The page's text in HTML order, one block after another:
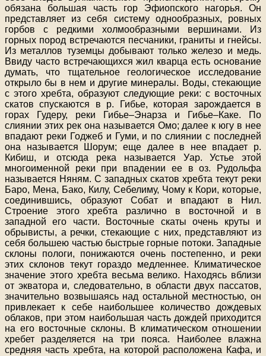
обязана большая часть гор Эфиопского нагорья. Он
представляет из себя систему однообразных, ровных
горбов с редкими холмообразными вершинами. Из
горных пород встречаются песчаники, граниты и гнейсы.
Из металлов туземцы добывают только железо и медь.
Ввиду часто встречающихся жил кварца есть основание
думать, что тщательное геологическое исследование
открыло бы в нем и другие минералы. Воды, стекающие
с этого хребта, образуют следующие реки: с восточных
скатов спускаются в р. Гибье, которая зарождается в
горах Гудеру, реки Гибье–Энарза и Гибье–Каке. По
слиянии этих рек она называется Омо; далее к югу в нее
впадают реки Годжеб и Гуми, и по слиянии с последней
она называется Шорум; еще далее в нее впадает р.
Кибиш, и отсюда река называется Уар. Устье этой
многоименной реки при впадении ее в оз. Рудольфа
называется Няням. С западных скатов хребта текут реки
Баро, Мена, Бако, Килу, Себелиму, Чому к Кори, которые,
соединившись, образуют Собат и впадают в Нил.
Строение этого хребта различно в восточной и в
западной его части. Восточные скаты очень круты и
обрывисты, а речки, стекающие с них, представляют из
себя большею частью быстрые горные потоки. Западные
склоны пологи, понижаются очень постепенно, и реки
этих склонов текут гораздо медленнее. Климатическое
значение этого хребта весьма велико. Находясь вблизи
от экватора и, следовательно, в области двух пассатов,
значительно возвышаясь над остальной местностью, он
привлекает к себе наибольшее количество дождевых
облаков, при этом наибольшая часть дождей приходится
на его восточные склоны. В климатическом отношении
хребет разделяется на три пояса. Наиболее влажна
средняя часть хребта, на которой расположена Кафа, и